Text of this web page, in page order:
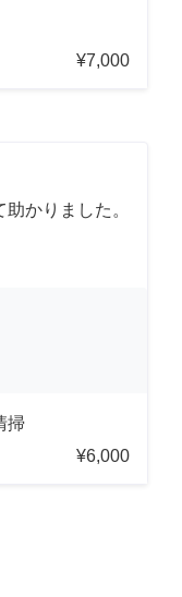
¥7,000
かりました。
掃
¥6,000